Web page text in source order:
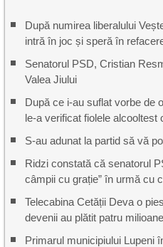
După numirea liberalului
intră în joc și speră în
Senatorul PSD, Cristian
Valea Jiului
După ce i-au suflat vorbe de
le-a verificat fiolele alcooltest
S-au adunat la partid să vă
Ridzi constată că senatorul
câmpii cu grație” în urmă cu
Telecabina Cetății Deva o
devenii au plătit patru
Primarul municipiului Lupeni